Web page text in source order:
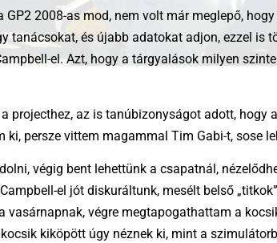
2008-as mod, nem volt már meglepő,
tanácsokat, és újabb adatokat adjon, ezzel is
el. Azt, hogy a tárgyalások milyen
projecthez, az is tanúbizonyságot adott, hogy
ki, persze vittem magammal Tim Gabi-t, sose
végig bent lehettünk a csapatnál,
el jót diskuráltunk, mesélt belső
vasárnapnak, végre megtapogathattam a
kiköpött úgy néznek ki, mint a